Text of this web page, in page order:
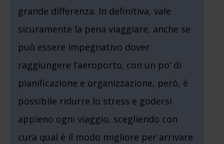
grande differenza. In definitiva, vale
sicuramente la pena viaggiare, anche se
può essere impegnativo dover
raggiungere l’aeroporto; con un po’ di
pianificazione e organizzazione, però, è
possibile ridurre lo stress e godersi
appieno ogni viaggio, scegliendo con
cura qual è il modo migliore per arrivare